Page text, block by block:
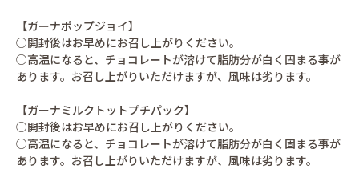
【ガーナポップジョイ】
○開封後はお早めにお召し上がりください。
○高温になると、チョコレートが溶けて脂肪分が白く固まる事が
あります。お召し上がりいただけますが、風味は劣ります。
【ガーナミルクトットプチパック】
○開封後はお早めにお召し上がりください。
○高温になると、チョコレートが溶けて脂肪分が白く固まる事が
あります。お召し上がりいただけますが、風味は劣ります。